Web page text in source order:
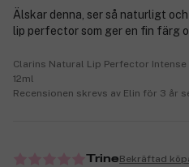
Älskar denna, ser så naturligt
lip perfector som ger en fin färg
Clarins Natural Lip Perfector Intense
12ml
Recensionen skrevs av Elin för 3 år
TrineBekräftad